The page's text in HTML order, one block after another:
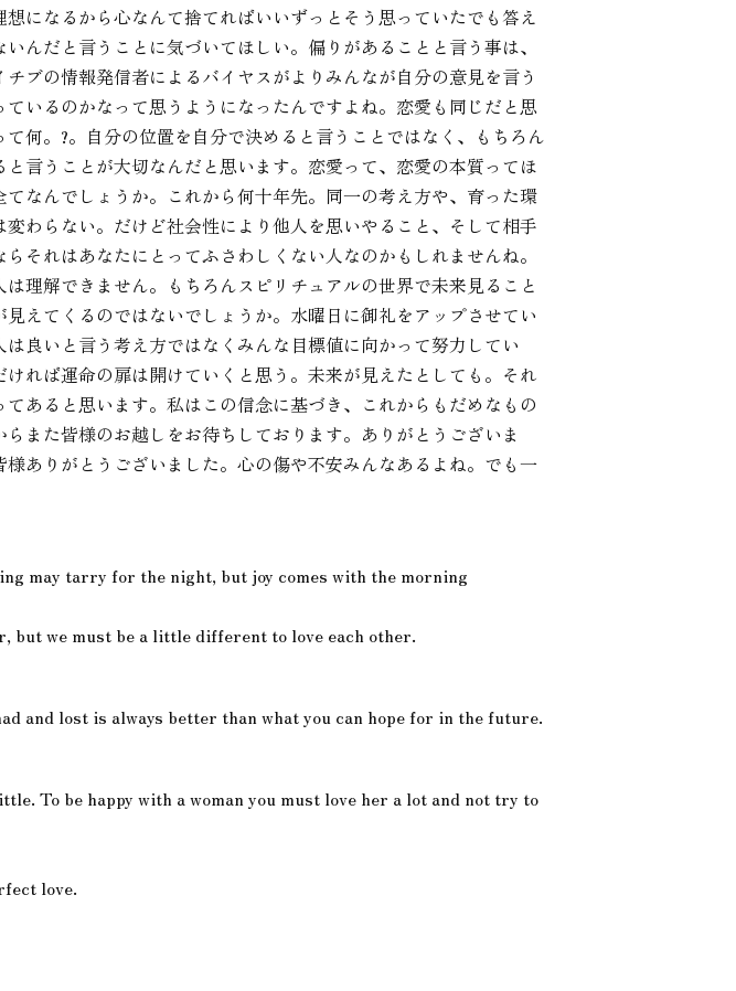
になるから心なんて捨てればいいずっとそう思っていたでも答え
んだと言うことに気づいてほしい。偏りがあることと言う事は、
ブの情報発信者によるバイヤスがよりみんなが自分の意見を言う
いるのかなって思うようになったんですよね。恋愛も同じだと思
何。?。自分の位置を自分で決めると言うことではなく、もちろん
言うことが大切なんだと思います。恋愛って、恋愛の本質ってほ
なんでしょうか。これから何十年先。同一の考え方や、育った環
わらない。だけど社会性により他人を思いやること、そして相手
それはあなたにとってふさわしくない人なのかもしれませんね。
理解できません。もちろんスピリチュアルの世界で未来見ること
えてくるのではないでしょうか。水曜日に御礼をアップさせてい
良いと言う考え方ではなくみんな目標値に向かって努力してい
れば運命の扉は開けていくと思う。未来が見えたとしても。それ
あると思います。私はこの信念に基づき、これからもだめなもの
また皆様のお越しをお待ちしております。ありがとうございま
ありがとうございました。心の傷や不安みんなあるよね。でも一
may tarry for the night, but joy comes with the morning
but we must be a little different to love each other.
and lost is always better than what you can hope for in the future.
To be happy with a woman you must love her a lot and not try to
love.